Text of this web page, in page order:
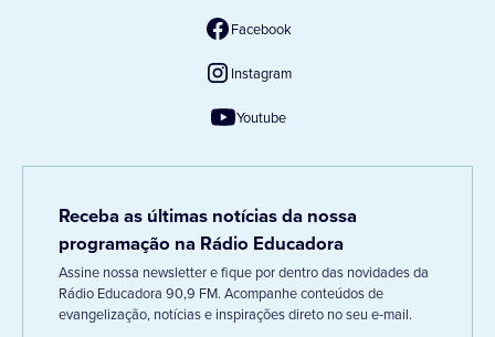
Facebook
Instagram
Youtube
Receba as últimas notícias da nossa
programação na Rádio Educadora
Assine nossa newsletter e fique por dentro das novidades da
Rádio Educadora 90,9 FM. Acompanhe conteúdos de
evangelização, notícias e inspirações direto no seu e-mail.